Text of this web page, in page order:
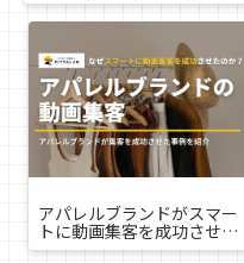
アパレルブランドがスマー
トに動画集客を成功させた
事例15選